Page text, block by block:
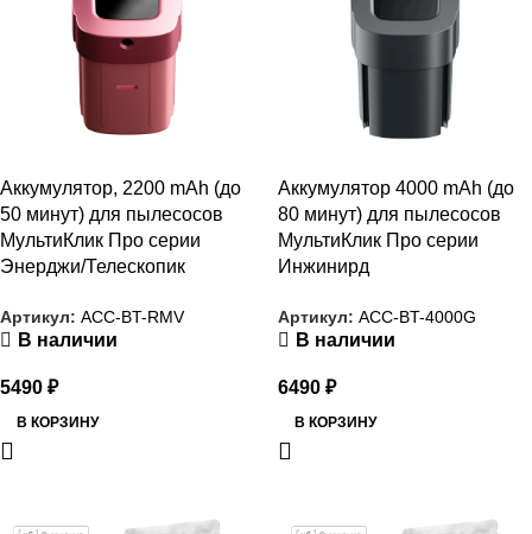
Аккумулятор, 2200 mAh (до
50 минут) для пылесосов
МультиКлик Про серии
Энерджи/Телескопик
Артикул: ACC-BT-RMV
В наличии
5490 ₽
В КОРЗИНУ
Аккумулятор 4000 mAh (до
80 минут) для пылесосов
МультиКлик Про серии
Инжинирд
Артикул: ACC-BT-4000G
В наличии
6490 ₽
В КОРЗИНУ